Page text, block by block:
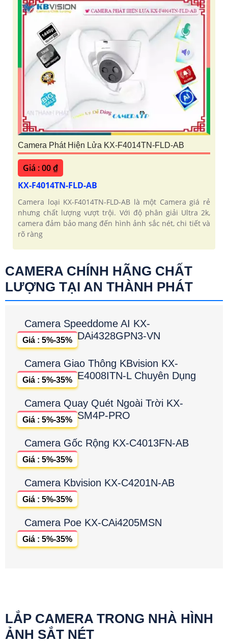
Camera Phát Hiện Lửa KX-F4014TN-FLD-AB
Giá : 00 ₫
KX-F4014TN-FLD-AB
Camera loại KX-F4014TN-FLD-AB là một Camera giá rẻ
nhưng chất lượng vượt trội. Với độ phân giải Ultra 2k,
camera đảm bảo mang đến hình ảnh sắc nét, chi tiết và
rõ ràng
CAMERA CHÍNH HÃNG CHẤT
LƯỢNG TẠI AN THÀNH PHÁT
Camera Speeddome AI KX-
DAi4328GPN3-VN
Giá : 5%-35%
Camera Giao Thông KBvision KX-
E4008ITN-L Chuyên Dụng
Giá : 5%-35%
Camera Quay Quét Ngoài Trời KX-
SM4P-PRO
Giá : 5%-35%
Camera Gốc Rộng KX-C4013FN-AB
Giá : 5%-35%
Camera Kbvision KX-C4201N-AB
Giá : 5%-35%
Camera Poe KX-CAi4205MSN
Giá : 5%-35%
LẮP CAMERA TRONG NHÀ HÌNH
ẢNH SẮT NÉT